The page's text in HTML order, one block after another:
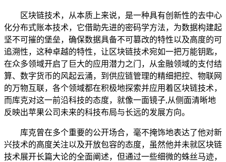
区块链技术，从本质上来说，是一种具有创新性的去中心
化分布式账本技术，它借助先进的密码学方法，为数据构建起
坚不可摧的堡垒，确保数据具备不可篡改的特性以及高度的可
追溯性，这种卓越的特性，让区块链技术宛如一把万能钥匙，
在众多领域开启了巨大的应用潜力之门，从金融领域的支付结
算、数字货币的风起云涌，到供应链管理的精细把控、物联网
的万物互联，各个领域都在积极地探索并应用着区块链技术，
而库克对这一前沿科技的态度，就像一面镜子,从侧面清晰地
反映出苹果公司未来的科技布局与长远的发展方向。
库克曾在多个重要的公开场合，毫不掩饰地表达了他对新
兴技术的高度关注以及开放包容的态度，虽然他并未就区块链
技术展开长篇大论的全面阐述，但通过一些细微的蛛丝马迹，